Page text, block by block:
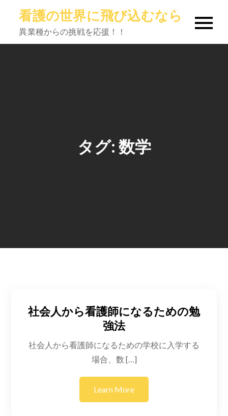
content
看護の世界に飛び込むなら
異業種からの挑戦を応援！！
タグ: 数学
社会人から看護師になるための勉
強法
社会人から看護師になるための学校に入学する
場合、数 […]
Learn More